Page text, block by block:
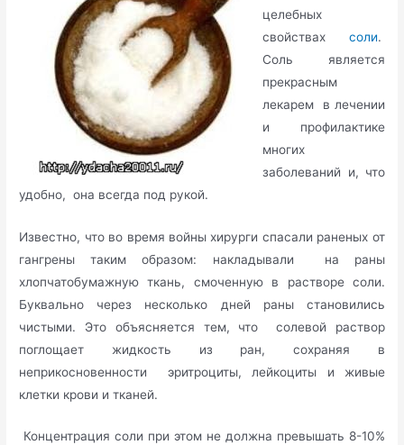
целебных
свойствах соли.
Соль является
прекрасным
лекарем в лечении
и профилактике
многих
заболеваний и, что
удобно, она всегда под рукой.
Известно, что во время войны хирурги спасали раненых от
гангрены таким образом: накладывали на раны
хлопчатобумажную ткань, смоченную в растворе соли.
Буквально через несколько дней раны становились
чистыми. Это объясняется тем, что солевой раствор
поглощает жидкость из ран, сохраняя в
неприкосновенности эритроциты, лейкоциты и живые
клетки крови и тканей.
Концентрация соли при этом не должна превышать 8-10%